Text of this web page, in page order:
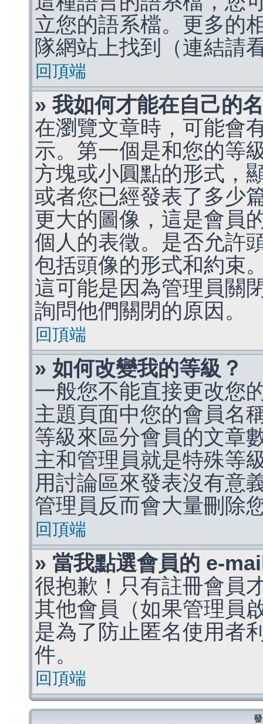
立您的語系檔。更多的
隊網站上找到（連結請
回頂端
» 我如何才能在自己的
在瀏覽文章時，可能會
示。第一個是和您的等
方塊或小圓點的形式，
或者您已經發表了多少
更大的圖像，這是會員
個人的表徵。是否允許
包括頭像的形式和約束
這可能是因為管理員關
詢問他們關閉的原因。
回頂端
» 如何改變我的等級？
一般您不能直接更改您
主題頁面中您的會員名
等級來區分會員的文章
主和管理員就是特殊等
用討論區來發表沒有意
管理員反而會大量刪除
回頂端
» 當我點選會員的 e-
很抱歉！只有註冊會員
其他會員（如果管理員
是為了防止匿名使用者
件。
回頂端